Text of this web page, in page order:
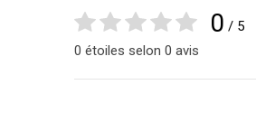
0 / 5
0 étoiles selon 0 avis